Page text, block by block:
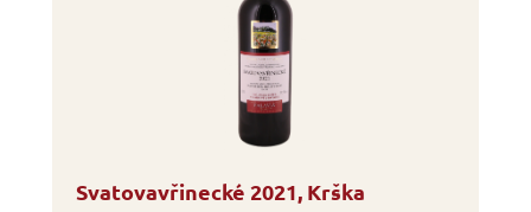
Svatovavřinecké 2021, Krška